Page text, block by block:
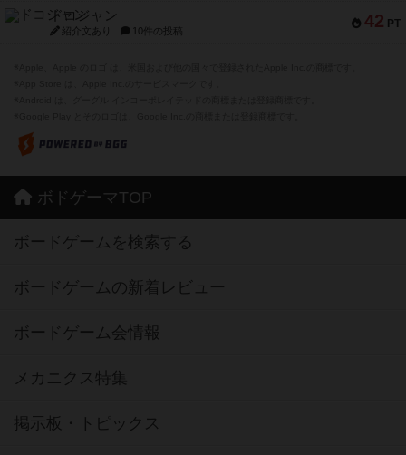
42 PT
ドコジャン
紹介文あり 10件の投稿
ボドゲーマTOP
ボードゲームを検索する
ボードゲームの新着レビュー
ボードゲーム会情報
メカニクス特集
掲示板・トピックス